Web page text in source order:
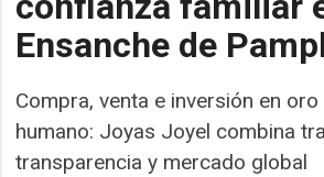
Ensanche de
Compra, venta e inversión en
humano: Joyas Joyel combina
transparencia y mercado global